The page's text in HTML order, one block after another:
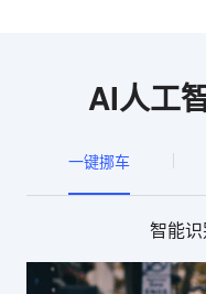
AI人工
一键挪车
智能